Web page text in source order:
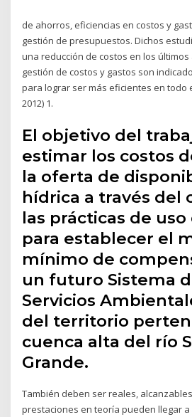
de ahorros, eficiencias en costos y
gestión de presupuestos. Dichos
una reducción de costos en los últimos
gestión de costos y gastos son
para lograr ser más eficientes en todo
2012) 1.
El objetivo del
estimar los costos
la oferta de
hídrica a través del
las prácticas de
para establecer el
mínimo de
un futuro Sistema
Servicios
del territorio
cuenca alta del río
Grande.
También deben ser reales,
prestaciones en teoría pueden llegar